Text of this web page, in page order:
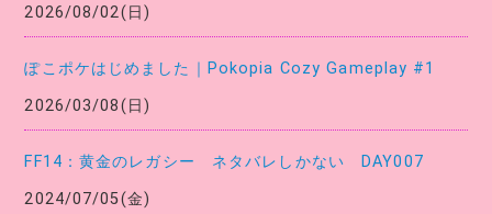
2026/08/02(日)
ぽこポケはじめました｜Pokopia Cozy Gameplay #1
2026/03/08(日)
FF14：黄金のレガシー ネタバレしかない DAY007
2024/07/05(金)